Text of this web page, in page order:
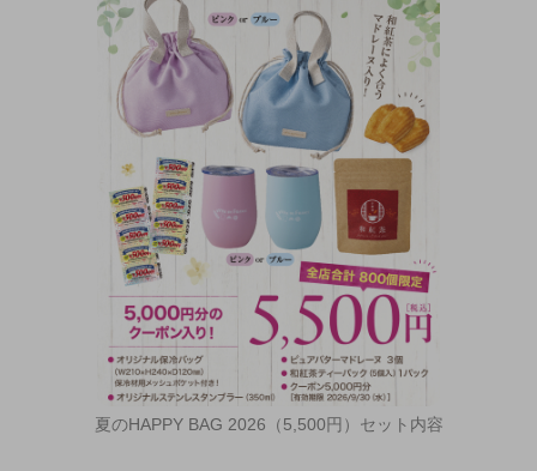
夏のHAPPY BAG 2026（5,500円）セット内容